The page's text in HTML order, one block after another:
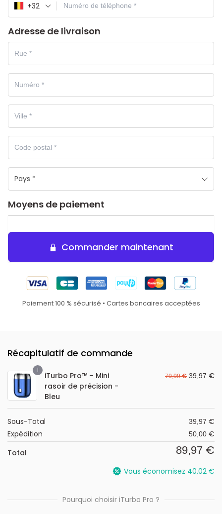
+32
Adresse de livraison
Pays *
Moyens de paiement
Commander maintenant
Paiement 100 % sécurisé • Cartes bancaires acceptées
Récapitulatif de commande
1
iTurbo Pro™ – Mini
rasoir de précision -
Bleu
79,99€ 39,97 €
Sous-Total 39,97 €
Expédition
50,00 €
Total
89,97 €
Vous économisez 40,02 €
Pourquoi choisir iTurbo Pro ?